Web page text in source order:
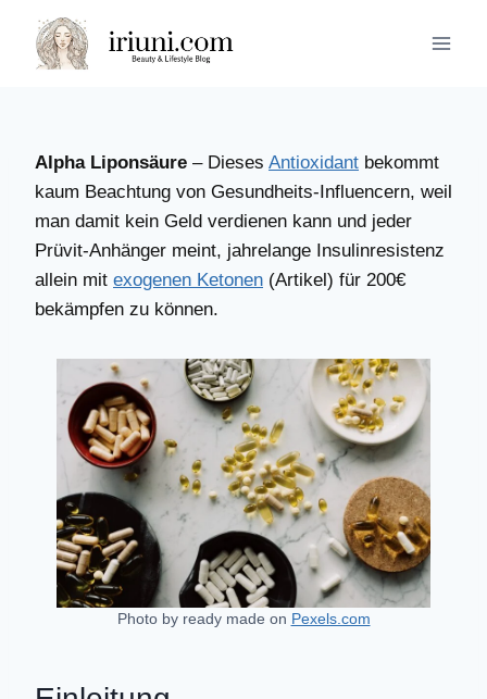
Inhalt
springen
Alpha Liponsäure – Dieses Antioxidant bekommt
kaum Beachtung von Gesundheits-Influencern, weil
man damit kein Geld verdienen kann und jeder
Prüvit-Anhänger meint, jahrelange Insulinresistenz
allein mit exogenen Ketonen (Artikel) für 200€
bekämpfen zu können.
Photo by ready made on Pexels.com